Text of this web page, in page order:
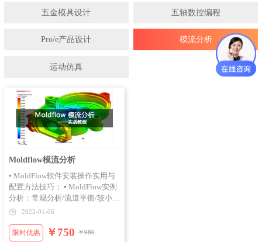
五金模具设计 五轴数控编程
Pro/e产品设计 模流分析
运动仿真
Moldflow模流分析
▪ MoldFlow软件安装操作实用与
配置方法技巧； ▪ MoldFlow实例
分析：常规分析/流道平衡/较小产
品/大产品模型/打印机/手 机电池
洗车导航按钮/海事电话； ▪
2022-01-06
限时优惠 ￥750 ￥980